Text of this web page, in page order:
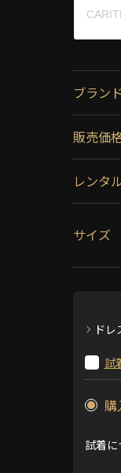
ブランド
販売価
レンタ
サイズ
ド
試
購
試着に